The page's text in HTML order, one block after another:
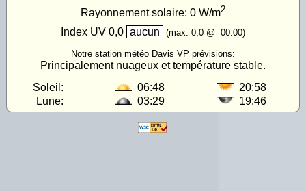
Rayonnement solaire: 0 W/m2
Index UV 0,0 aucun (max: 0,0 @ 00:00)
Notre station météo Davis VP prévisions:
Principalement nuageux et température stable.
Soleil:
06:48
20:58
Lune:
03:29 19:46